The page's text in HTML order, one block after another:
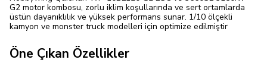
G2 motor kombosu, zorlu iklim koşullarında ve sert ortamlarda
üstün dayanıklılık ve yüksek performans sunar. 1/10 ölçekli
kamyon ve monster truck modelleri için optimize edilmiştir
Öne Çıkan Özellikler